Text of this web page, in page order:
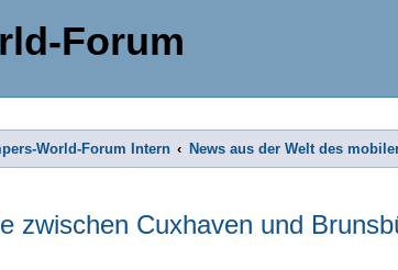
Forum
World-Forum Intern
News aus der Welt des
zwischen Cuxhaven und